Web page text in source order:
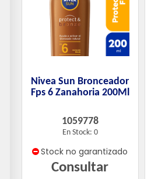
Nivea Sun Bronceador
Fps 6 Zanahoria 200Ml
1059778
En Stock: 0
Stock no garantizado
Consultar